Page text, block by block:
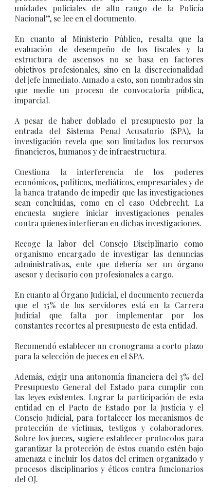
unidades policiales de alto rango de la Policía
Nacional”, se lee en el documento.
En cuanto al Ministerio Público, resalta que la
evaluación de desempeño de los fiscales y la
estructura de ascensos no se basa en factores
objetivos profesionales, sino en la discrecionalidad
del jefe inmediato. Aunado a esto, son nombrados sin
que medie un proceso de convocatoria pública,
imparcial.
A pesar de haber doblado el presupuesto por la
entrada del Sistema Penal Acusatorio (SPA), la
investigación revela que son limitados los recursos
financieros, humanos y de infraestructura.
Cuestiona la interferencia de los poderes
económicos, políticos, mediáticos, empresariales y de
la banca tratando de impedir que las investigaciones
sean concluidas, como en el caso Odebrecht. La
encuesta sugiere iniciar investigaciones penales
contra quienes interfieran en dichas investigaciones.
Recoge la labor del Consejo Disciplinario como
organismo encargado de investigar las denuncias
administrativas, ente que debería ser un órgano
asesor y decisorio con profesionales a cargo.
En cuanto al Órgano Judicial, el documento recuerda
que el 15% de los servidores está en la Carrera
Judicial que falta por implementar por los
constantes recortes al presupuesto de esta entidad.
Recomendó establecer un cronograma a corto plazo
para la selección de jueces en el SPA.
Además, exigir una autonomía financiera del 3% del
Presupuesto General del Estado para cumplir con
las leyes existentes. Lograr la participación de esta
entidad en el Pacto de Estado por la Justicia y el
Consejo Judicial, para fortalecer los mecanismos de
protección de víctimas, testigos y colaboradores.
Sobre los jueces, sugiere establecer protocolos para
garantizar la protección de éstos cuando estén bajo
amenaza e incluir los datos del crimen organizado y
procesos disciplinarios y éticos contra funcionarios
del OJ.